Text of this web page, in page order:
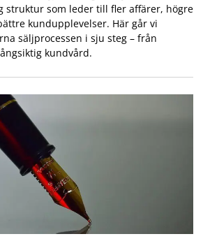
struktur som leder till fler affärer, högre
kundupplevelser. Här går vi
säljprocessen i sju steg – från
kundvård.